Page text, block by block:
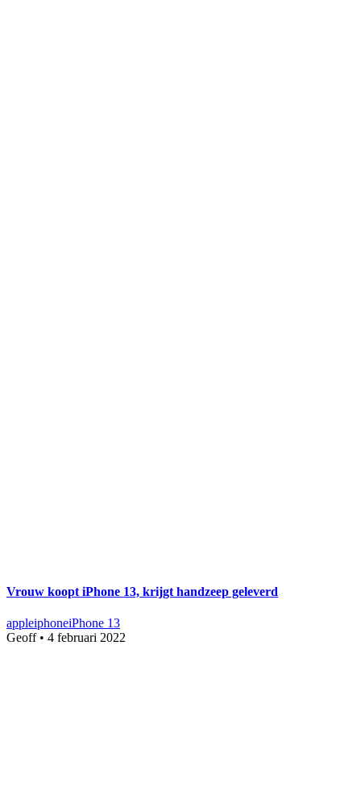
Vrouw koopt iPhone 13, krijgt handzeep geleverd
appleiphoneiPhone 13
Geoff• 4 februari 2022